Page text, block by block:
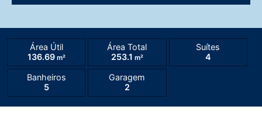
Área Útil
136.69m²
Área Total
253.1 m²
Suítes
4
Banheiros
5
Garagem
2